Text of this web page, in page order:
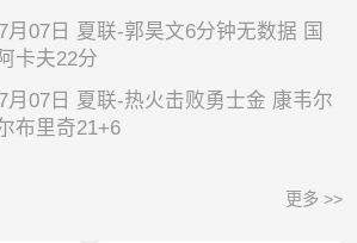
月07日 夏联-郭昊文6分钟无数据 国
卡夫22分
月07日 夏联-热火击败勇士金 康韦尔
布里奇21+6
更多 >>